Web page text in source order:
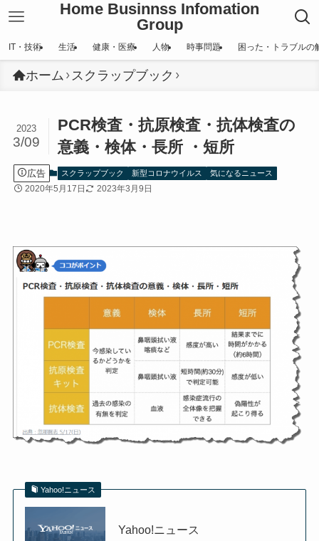
Home Businnss Infomation
Group
IT・技術 生活 健康・医療 人物 時事問題 困った・トラブルの
ホーム スクラップブック
PCR検査・抗原検査・抗体検査の
意義・検体・長所 ・短所
2023
3/09
広告 スクラップブック 新型コロナウイルス 気になるニュース
2020年5月17日 2023年3月9日
Yahoo!ニュース
Yahoo!ニュース